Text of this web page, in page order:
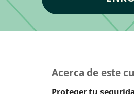
Acerca de este